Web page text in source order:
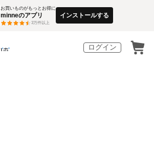
お買いものがもっとお得に
minneのアプリ
3万件以上
インストールする
ログイン